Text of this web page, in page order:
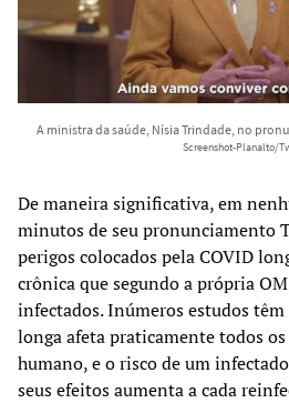
A ministra da saúde, Nísia Trindade, no
Screenshot-Planalto/
De maneira significativa, em
minutos de seu pronunciamento
perigos colocados pela COVID
crônica que segundo a própria
infectados. Inúmeros estudos
longa afeta praticamente todos
humano, e o risco de um
seus efeitos aumenta a cada